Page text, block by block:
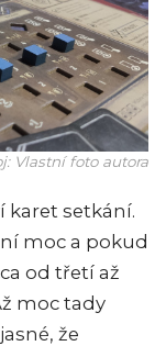
Vlastní foto autora
karet setkání.
moc a pokud
od třetí až
moc tady
že